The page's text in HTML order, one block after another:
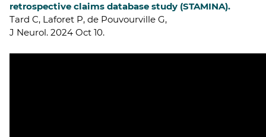
retrospective claims database study (STAMINA).
Tard C, Laforet P, de Pouvourville G,
J Neurol. 2024 Oct 10.